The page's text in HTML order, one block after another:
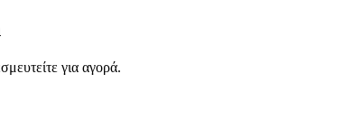
για αγορά.